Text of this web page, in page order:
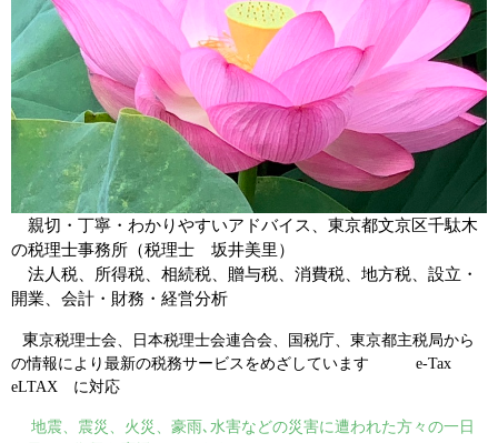
親切・丁寧・わかりやすいアドバイス、東京都文京区千駄木
の税理士事務所（税理士 坂井美里 ）
法人税、所得税、相続税、贈与税、消費税、地方税、設立・
開業、会計・財務・経営分析
東京税理士会、 日本税理士会連合会、 国税庁、 東京都主税局から
の情報により最新の税務サービスをめざしています e-Tax
eLTAX に対応
地震、震災、火災、豪雨､水害などの災害に遭われた方々の一日